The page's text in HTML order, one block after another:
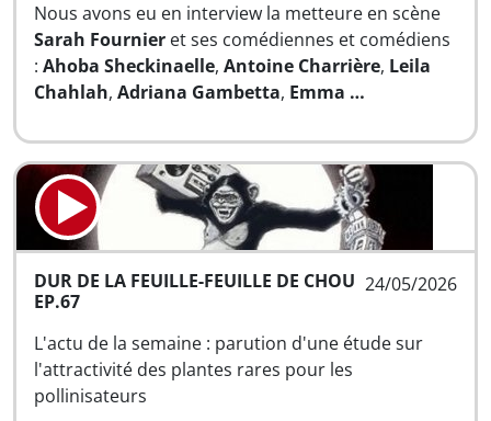
Nous avons eu en interview la metteure en scène
Sarah Fournier et ses comédiennes et comédiens
: Ahoba Sheckinaelle, Antoine Charrière, Leila
Chahlah, Adriana Gambetta, Emma …
24/05/2026
DUR DE LA FEUILLE-FEUILLE DE CHOU
EP.67
L'actu de la semaine : parution d'une étude sur
l'attractivité des plantes rares pour les
pollinisateurs